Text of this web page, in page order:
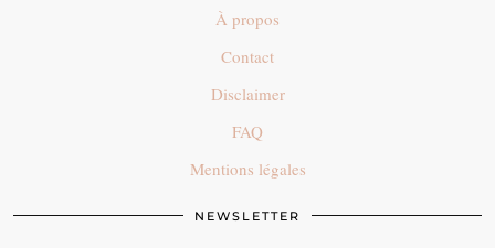
À propos
Contact
Disclaimer
FAQ
Mentions légales
NEWSLETTER